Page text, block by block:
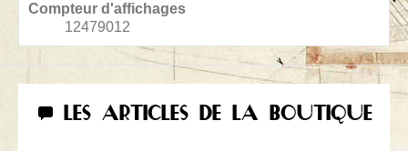
Compteur d'affichages
12479012
LES ARTICLES DE LA BOUTIQUE